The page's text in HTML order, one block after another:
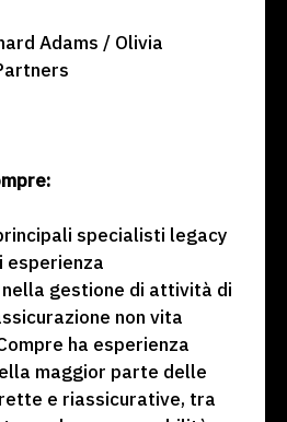
Adams / Olivia
specialisti legacy
esperienza
gestione di attività di
non vita
ha esperienza
maggior parte delle
e riassicurative, tra